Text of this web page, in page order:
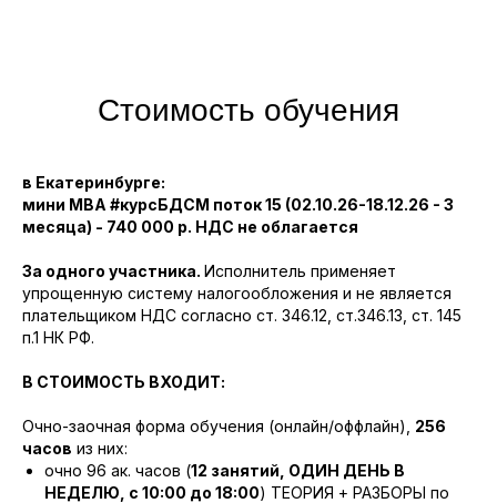
Стоимость обучения
в Екатеринбурге:
мини МВА #курсБДСМ поток 15 (02.10.26-18.12.26 - 3
месяца) - 740 000 р. НДС не облагается
За одного участника. Исполнитель применяет
упрощенную систему налогообложения и не является
плательщиком НДС согласно ст. 346.12, ст.346.13, ст. 145
п.1 НК РФ.
В СТОИМОСТЬ ВХОДИТ:
Очно-заочная форма обучения (онлайн/оффлайн), 256
часов из них:
очно 96 ак. часов (12 занятий, ОДИН ДЕНЬ В
НЕДЕЛЮ, с 10:00 до 18:00) ТЕОРИЯ + РАЗБОРЫ по